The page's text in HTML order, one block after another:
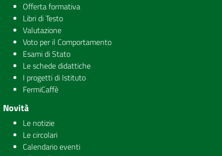
Offerta formativa
Libri di Testo
Valutazione
Voto per il Comportamento
Esami di Stato
Le schede didattiche
I progetti di Istituto
FermiCaffè
Novità
Le notizie
Le circolari
Calendario eventi